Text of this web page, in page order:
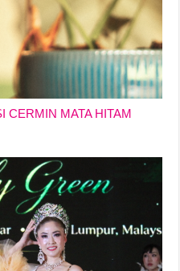
CERMIN MATA HITAM